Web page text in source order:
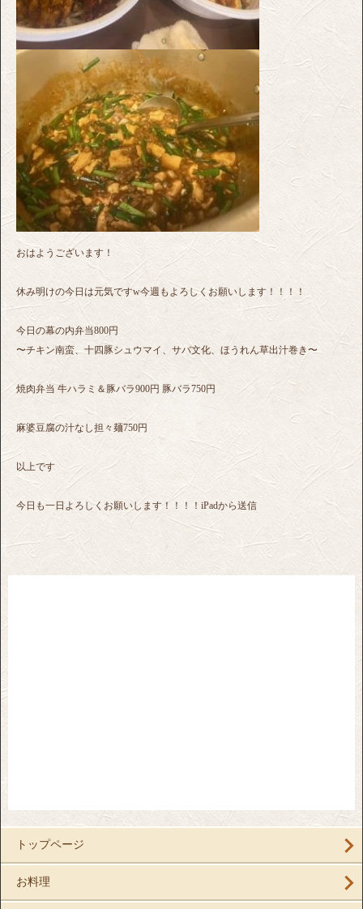
おはようございます！
休み明けの今日は元気ですw今週もよろしくお願いします！！！！
今日の幕の内弁当800円
〜チキン南蛮、十四豚シュウマイ、サバ文化、ほうれん草出汁巻き〜
焼肉弁当 牛ハラミ＆豚バラ900円 豚バラ750円
麻婆豆腐の汁なし担々麺750円
以上です
今日も一日よろしくお願いします！！！！iPadから送信
トップページ
お料理